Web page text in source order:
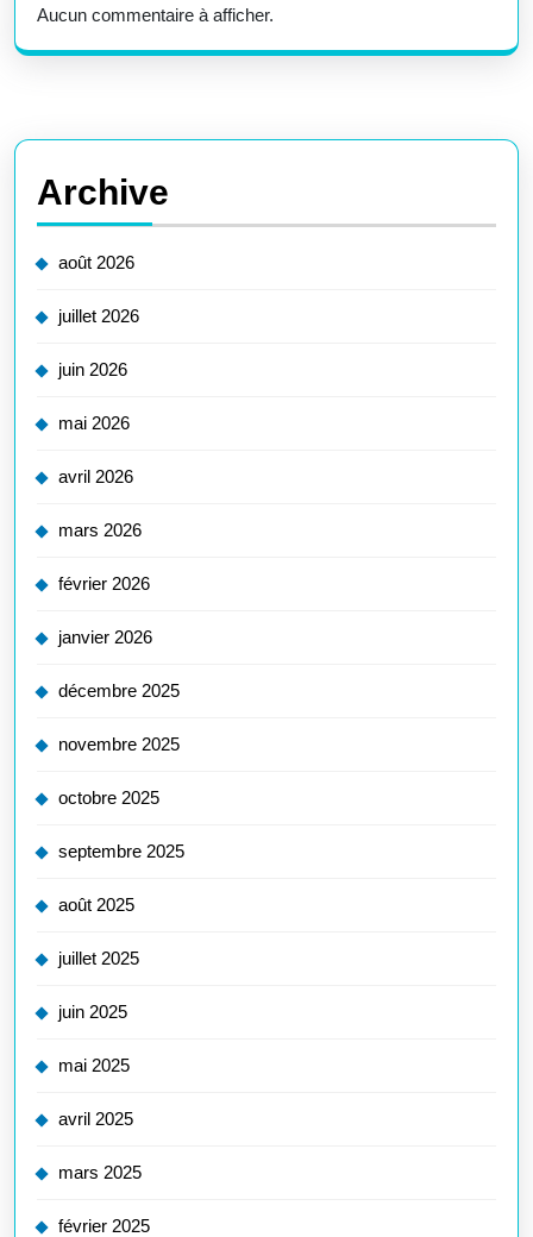
Aucun commentaire à afficher.
Archive
août 2026
juillet 2026
juin 2026
mai 2026
avril 2026
mars 2026
février 2026
janvier 2026
décembre 2025
novembre 2025
octobre 2025
septembre 2025
août 2025
juillet 2025
juin 2025
mai 2025
avril 2025
mars 2025
février 2025